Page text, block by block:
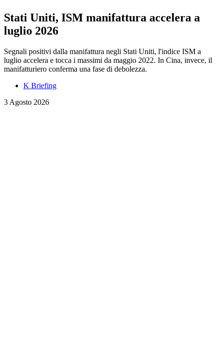
Stati Uniti, ISM manifattura accelera a
luglio 2026
Segnali positivi dalla manifattura negli Stati Uniti, l'indice ISM a
luglio accelera e tocca i massimi da maggio 2022. In Cina, invece, il
manifatturiero conferma una fase di debolezza.
K Briefing
3 Agosto 2026